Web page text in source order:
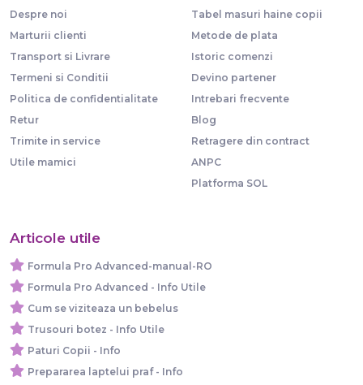
Despre noi
Marturii clienti
Transport si Livrare
Termeni si Conditii
Politica de confidentialitate
Retur
Trimite in service
Utile mamici
Tabel masuri haine copii
Metode de plata
Istoric comenzi
Devino partener
Intrebari frecvente
Blog
Retragere din contract
ANPC
Platforma SOL
Articole utile
Formula Pro Advanced-manual-RO
Formula Pro Advanced - Info Utile
Cum se viziteaza un bebelus
Trusouri botez - Info Utile
Paturi Copii - Info
Prepararea laptelui praf - Info